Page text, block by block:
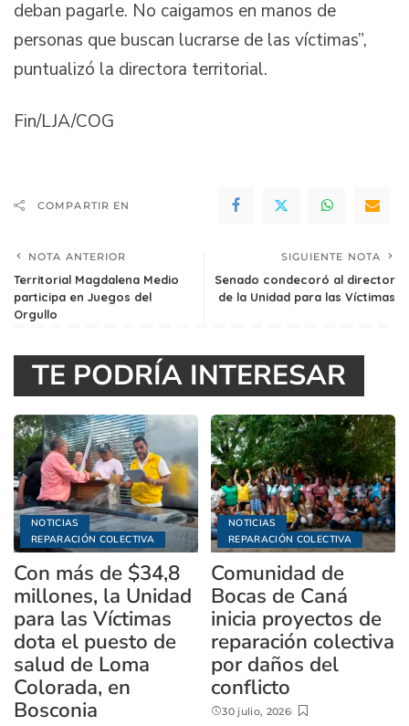
deban pagarle. No caigamos en manos de
personas que buscan lucrarse de las víctimas”,
puntualizó la directora territorial.
Fin/LJA/COG
COMPARTIR EN
NOTA ANTERIOR
Territorial Magdalena Medio
participa en Juegos del
Orgullo
SIGUIENTE NOTA
Senado condecoró al director
de la Unidad para las Víctimas
TE PODRÍA INTERESAR
NOTICIAS
REPARACIÓN COLECTIVA
Con más de $34,8
millones, la Unidad
para las Víctimas
dota el puesto de
salud de Loma
Colorada, en
Bosconia
NOTICIAS
REPARACIÓN COLECTIVA
Comunidad de
Bocas de Caná
inicia proyectos de
reparación colectiva
por daños del
conflicto
30 julio, 2026